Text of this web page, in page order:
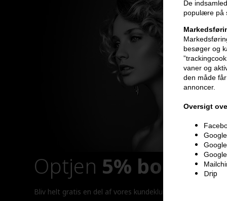
De
populære på
besøger og
vaner og
den måde
annoncer.
Oversigt
Drip
Optjen 5%
Bliv helt gratis en del af vores kundeklub og optjen